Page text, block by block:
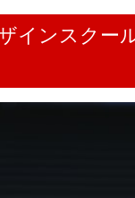
インスクー